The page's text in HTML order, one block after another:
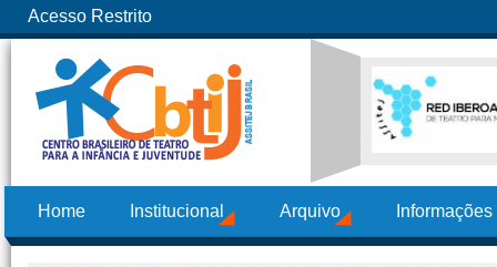
Acesso Restrito
Home Institucional Arquivo